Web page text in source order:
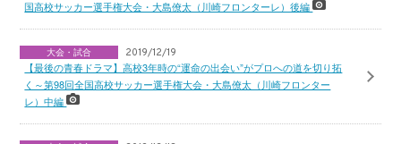
国高校サッカー選手権大会・大島僚太（川崎フロンターレ）後編
大会・試合 2019/12/19
【最後の青春ドラマ】高校3年時の“運命の出会い”がプロへの道を切り拓
く～第98回全国高校サッカー選手権大会・大島僚太（川崎フロンター
レ）中編